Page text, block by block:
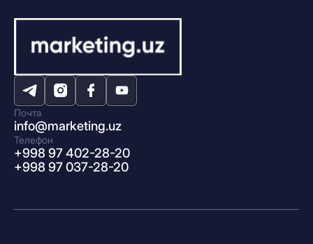
Почта
info@marketing.uz
Телефон
+998 97 402-28-20
+998 97 037-28-20